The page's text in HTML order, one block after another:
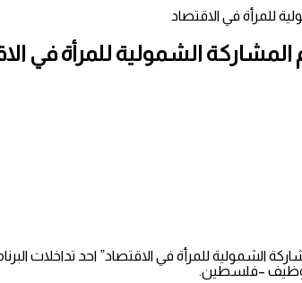
للمرأة في الاقتصاد
الشمولية للمرأة في
الشمولية للمرأة في الاقتصاد” احد تداخلات
–فلسطين.